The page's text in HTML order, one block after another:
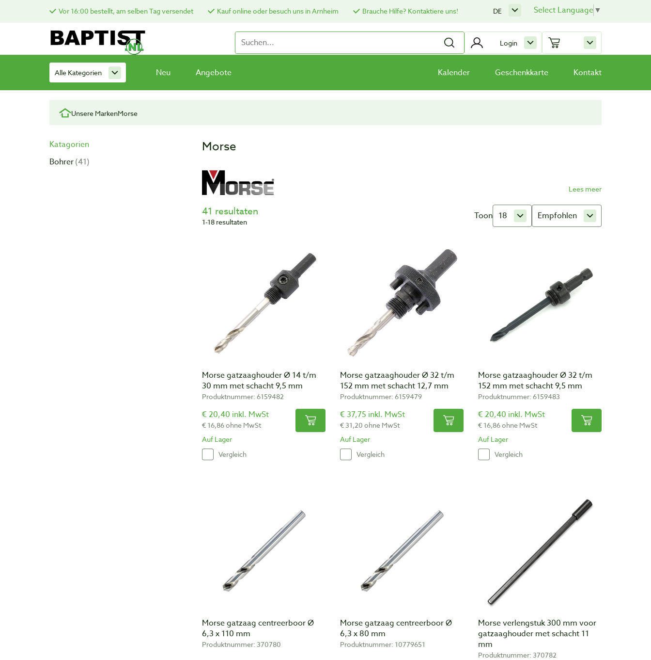
Vor 16:00 bestellt, am selben Tag versendet Kauf online oder besuch uns in Arnheim Brauche Hilfe? Kontaktiere uns! Select Language▼
DE
Login
Alle Kategorien Neu Angebote Kalender Geschenkkarte Kontakt
Unsere MarkenMorse
Katagorien
Bohrer 41
Morse
41 resultaten
1-18 resultaten
Toon 18 Empfohlen
Morse gatzaaghouder Ø 14 t/m
30 mm met schacht 9,5 mm
Produktnummer: 6159482
€ 20,40 inkl. MwSt
€ 16,86 ohne MwSt
Auf Lager
Vergleich
Morse gatzaaghouder Ø 32 t/m
152 mm met schacht 12,7 mm
Produktnummer: 6159479
€ 37,75 inkl. MwSt
€ 31,20 ohne MwSt
Auf Lager
Vergleich
Morse gatzaaghouder Ø 32 t/m
152 mm met schacht 9,5 mm
Produktnummer: 6159483
€ 20,40 inkl. MwSt
€ 16,86 ohne MwSt
Auf Lager
Vergleich
Morse gatzaag centreerboor Ø
6,3 x 110 mm
Produktnummer: 370780
Morse gatzaag centreerboor Ø
6,3 x 80 mm
Produktnummer: 10779651
Morse verlengstuk 300 mm voor
gatzaaghouder met schacht 11
mm
Produktnummer: 370782